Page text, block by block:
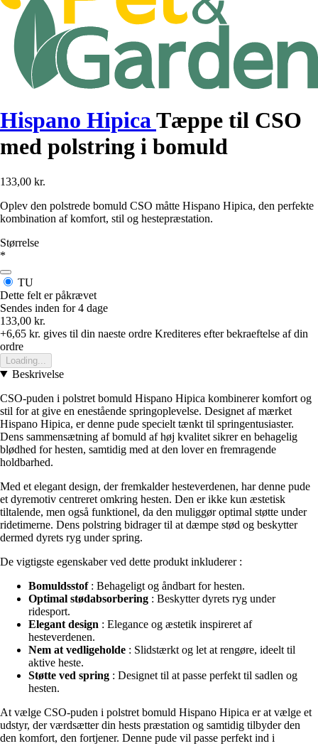
Hispano HipicaTæppe til CSO
med polstring i bomuld
133,00 kr.
Oplev den polstrede bomuld CSO måtte Hispano Hipica, den perfekte
kombination af komfort, stil og hestepræstation.
Størrelse
*
TU
Dette felt er påkrævet
Sendes inden for 4 dage
133,00 kr.
+6,65 kr. gives til din naeste ordre Krediteres efter bekraeftelse af din
ordre
Loading...
Beskrivelse
CSO-puden i polstret bomuld Hispano Hipica kombinerer komfort og
stil for at give en enestående springoplevelse. Designet af mærket
Hispano Hipica, er denne pude specielt tænkt til springentusiaster.
Dens sammensætning af bomuld af høj kvalitet sikrer en behagelig
blødhed for hesten, samtidig med at den lover en fremragende
holdbarhed.
Med et elegant design, der fremkalder hesteverdenen, har denne pude
et dyremotiv centreret omkring hesten. Den er ikke kun æstetisk
tiltalende, men også funktionel, da den muliggør optimal støtte under
ridetimerne. Dens polstring bidrager til at dæmpe stød og beskytter
dermed dyrets ryg under spring.
De vigtigste egenskaber ved dette produkt inkluderer :
Bomuldsstof: Behageligt og åndbart for hesten.
Optimal stødabsorbering : Beskytter dyrets ryg under
ridesport.
Elegant design : Elegance og æstetik inspireret af
hesteverdenen.
Nem at vedligeholde : Slidstærkt og let at rengøre, ideelt til
aktive heste.
Støtte ved spring : Designet til at passe perfekt til sadlen og
hesten.
At vælge CSO-puden i polstret bomuld Hispano Hipica er at vælge et
udstyr, der værdsætter din hests præstation og samtidig tilbyder den
den komfort, den fortjener. Denne pude vil passe perfekt ind i